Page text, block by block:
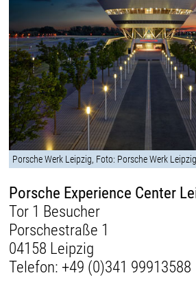
Porsche Werk Leipzig, Foto: Porsche Werk Leipzig
Porsche Experience Center
Tor 1 Besucher
Porschestraße 1
04158 Leipzig
Telefon: +49 (0)341 99913588